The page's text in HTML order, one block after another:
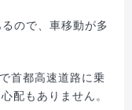
ので、車移動が多
首都高速道路に乗
配もありません。